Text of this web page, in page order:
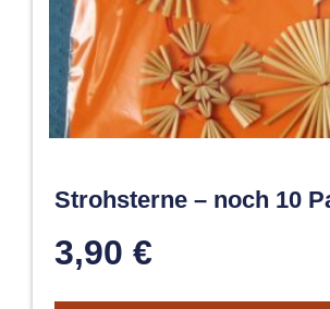
Strohsterne – noch 10
3,90 €